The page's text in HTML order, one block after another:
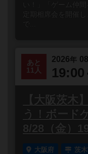
い！」「ゲーム仲
定期相席会を開催
あと
11人
2026年 08
【大阪茨木
う！ボード
8/28（金）
大阪府 茨